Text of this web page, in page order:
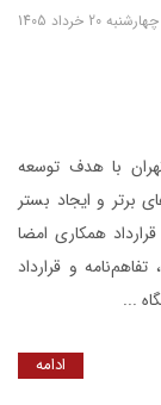
چهارشنبه 20 خرداد 1405
با هدف توسعه
و ایجاد بستر
همکاری امضا
و قرارداد
...
ادامه